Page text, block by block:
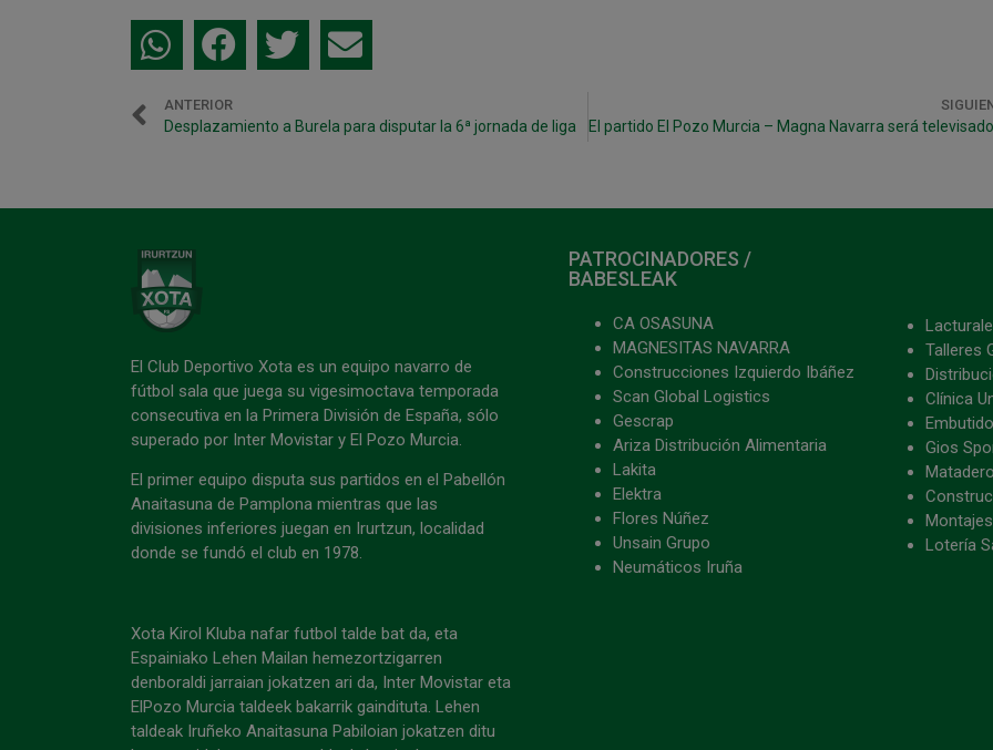
ANTERIOR
Desplazamiento a Burela para disputar la 6ª jornada de liga
El Club Deportivo Xota es un equipo navarro de
fútbol sala que juega su vigesimoctava temporada
consecutiva en la Primera División de España, sólo
superado por Inter Movistar y El Pozo Murcia.
El primer equipo disputa sus partidos en el Pabellón
Anaitasuna de Pamplona mientras que las
divisiones inferiores juegan en Irurtzun, localidad
donde se fundó el club en 1978.
Xota Kirol Kluba nafar futbol talde bat da, eta
Espainiako Lehen Mailan hemezortzigarren
denboraldi jarraian jokatzen ari da, Inter Movistar eta
ElPozo Murcia taldeek bakarrik gaindituta. Lehen
taldeak Iruñeko Anaitasuna Pabiloian jokatzen ditu
PATROCINADORES /
BABESLEAK
CA OSASUNA
MAGNESITAS NAVARRA
Construcciones Izquierdo Ibáñez
Scan Global Logistics
Gescrap
Ariza Distribución Alimentaria
Lakita
Elektra
Flores Núñez
Unsain Grupo
Neumáticos Iruña
Lacturale
Talleres
Clínica
Gios
Lotería